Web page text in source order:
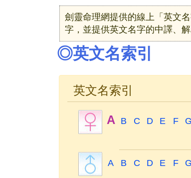
劍靈命理網提供的線上「英文
字，並提供英文名字的中譯、
◎英文名索引
英文名索引
A B C D E F G
A B C D E F G